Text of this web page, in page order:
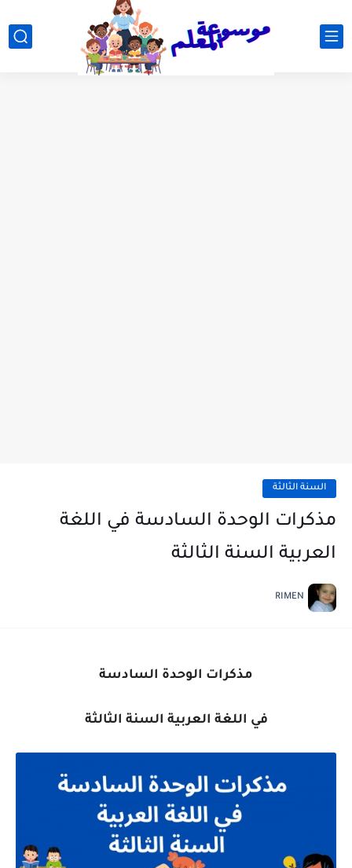
السنة الثالثة
مذكرات الوحدة السادسة في اللغة
العربية السنة الثالثة
RIMEN
مذكرات الوحدة السادسة
في اللغة العربية السنة الثالثة